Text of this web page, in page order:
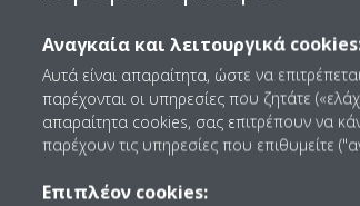
Αναγκαία και λειτουργικά
Αυτά είναι απαραίτητα, ώστε να
παρέχονται οι υπηρεσίες που ζητάτε
απαραίτητα cookies, σας επιτρέπουν να
παρέχουν τις υπηρεσίες που επιθυμείτε
Επιπλέον cookies: